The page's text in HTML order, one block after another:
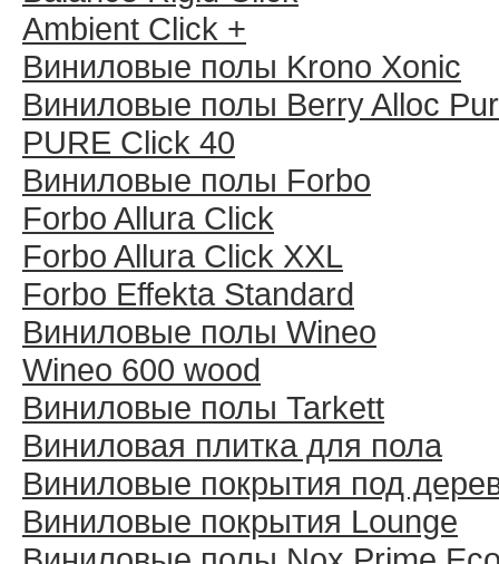
Ambient Click +
Виниловые полы Krono Xonic
Виниловые полы Berry Alloc
PURE Click 40
Виниловые полы Forbo
Forbo Allura Click
Forbo Allura Click XXL
Forbo Effekta Standard
Виниловые полы Wineo
Wineo 600 wood
Виниловые полы Tarkett
Виниловая плитка для пола
Виниловые покрытия под
Виниловые покрытия Lounge